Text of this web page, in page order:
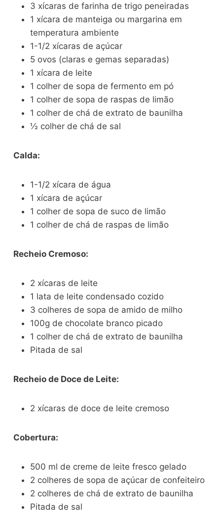
3 xícaras de farinha de trigo peneiradas
1 xícara de manteiga ou margarina em
temperatura ambiente
1-1/2 xícaras de açúcar
5 ovos (claras e gemas separadas)
1 xícara de leite
1 colher de sopa de fermento em pó
1 colher de sopa de raspas de limão
1 colher de chá de extrato de baunilha
½ colher de chá de sal
Calda:
1-1/2 xícara de água
1 xícara de açúcar
1 colher de sopa de suco de limão
1 colher de chá de raspas de limão
Recheio Cremoso:
2 xícaras de leite
1 lata de leite condensado cozido
3 colheres de sopa de amido de milho
100g de chocolate branco picado
1 colher de chá de extrato de baunilha
Pitada de sal
Recheio de Doce de Leite:
2 xícaras de doce de leite cremoso
Cobertura:
500 ml de creme de leite fresco gelado
2 colheres de sopa de açúcar de confeiteiro
2 colheres de chá de extrato de baunilha
Pitada de sal